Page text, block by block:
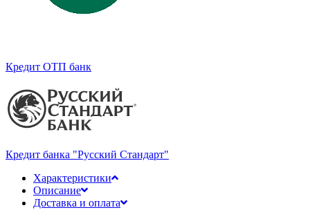
Кредит ОТП банк
Кредит банка "Русский Стандарт"
Характеристики
Описание
Доставка и оплата